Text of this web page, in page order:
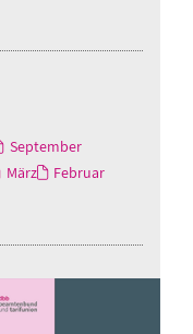
September
März
Februar